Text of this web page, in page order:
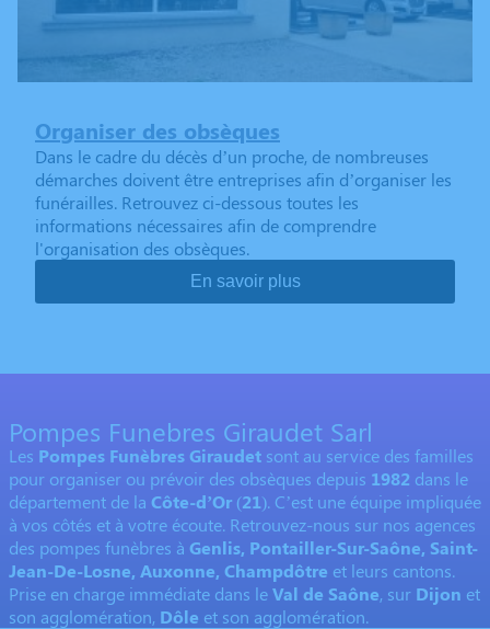
Organiser des obsèques
Dans le cadre du décès d’un proche, de nombreuses
démarches doivent être entreprises afin d’organiser les
funérailles. Retrouvez ci-dessous toutes les
informations nécessaires afin de comprendre
l'organisation des obsèques.
En savoir plus
Pompes Funebres Giraudet Sarl
Les Pompes Funèbres Giraudet sont au service des familles
pour organiser ou prévoir des obsèques depuis 1982 dans le
département de la Côte-d’Or (21). C’est une équipe impliquée
à vos côtés et à votre écoute. Retrouvez-nous sur nos agences
des pompes funèbres à Genlis, Pontailler-Sur-Saône, Saint-
Jean-De-Losne, Auxonne, Champdôtre et leurs cantons.
Prise en charge immédiate dans leVal de Saône, sur Dijon et
son agglomération, Dôle et son agglomération.